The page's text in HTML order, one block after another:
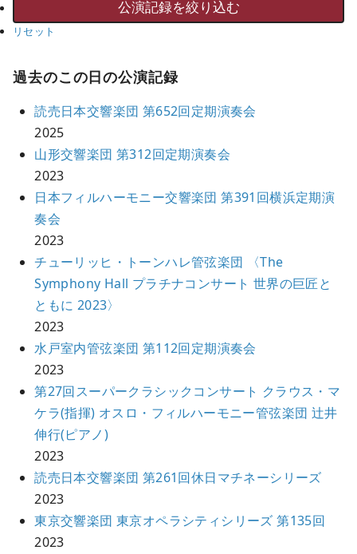
リセット
過去のこの日の公演記録
読売日本交響楽団 第652回定期演奏会
2025
山形交響楽団 第312回定期演奏会
2023
日本フィルハーモニー交響楽団 第391回横浜定期演
奏会
2023
チューリッヒ・トーンハレ管弦楽団 〈The
Symphony Hall プラチナコンサート 世界の巨匠と
ともに 2023〉
2023
水戸室内管弦楽団 第112回定期演奏会
2023
第27回スーパークラシックコンサート クラウス・マ
ケラ(指揮) オスロ・フィルハーモニー管弦楽団 辻井
伸行(ピアノ)
2023
読売日本交響楽団 第261回休日マチネーシリーズ
2023
東京交響楽団 東京オペラシティシリーズ 第135回
2023